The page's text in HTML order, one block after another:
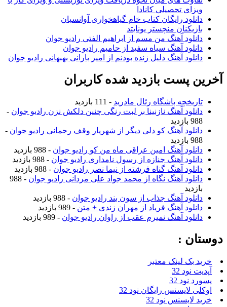
ویزای تحصیلی کانادا
دانلود رایگان کتاب خام گیاهخواری آوانسیان
بازیکنان منچستر یونایتد
دانلود آهنگ من مسم از ابراهیم الفتی رادیو جوان
دانلود آهنگ سیاه سفید از حامیم رادیو جوان
دانلود آهنگ دلیل زنده بودنم از امیر بارانی بهبهانی رادیو جوان
آخرین پست بازدید شده کاربران
تاریخچه باشگاه رئال مادرید - 111 بازدید
دانلود آهنگ نازنینا بر لبت رنگی چنین دلکش نزن رادیو جوان -
988 بازدید
دانلود آهنگ کو دلی دیگر از شهریار وقف رحمانی رادیو جوان -
988 بازدید
دانلود آهنگ امین عراقی ماه من کو رادیو جوان - 988 بازدید
دانلود آهنگ جنازه از رسول نامداری رادیو جوان - 988 بازدید
دانلود آهنگ گناه فرشته از نیما نصر رادیو جوان - 988 بازدید
دانلود آهنگ نگاه از محمد جواد علی مردانی رادیو جوان
- 988
بازدید
دانلود آهنگ جذاب از سون بند رادیو جوان - 988 بازدید
دانلود آهنگ فریاد از مهران زندی + متن - 989 بازدید
دانلود آهنگ نمیرم عقب از راوان رادیو جوان - 989 بازدید
دوستان :
خرید بک لینک معتبر
آپدیت نود 32
پسورد نود 32
اوکلی لایسنس رایگان نود 32
خرید لایسنس نود 32